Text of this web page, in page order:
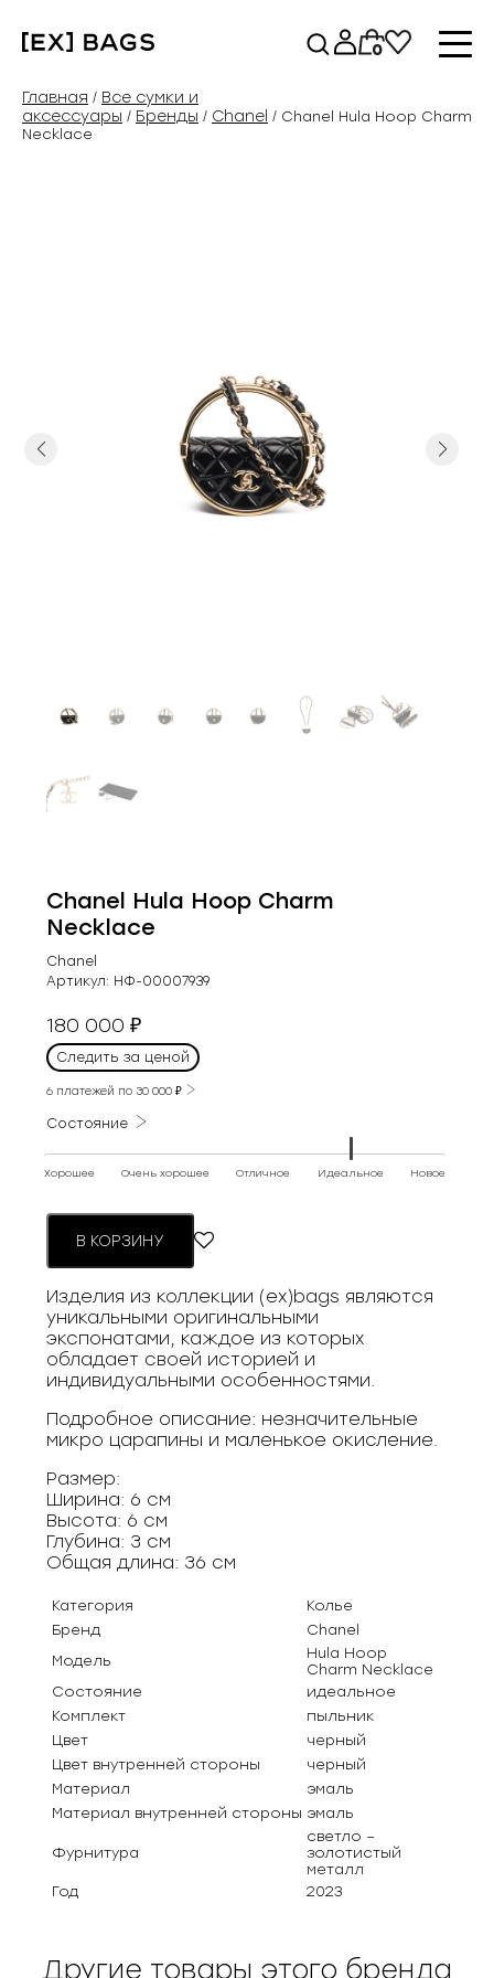
содержимому
0
Главная / Все сумки и
аксессуары / Бренды / Chanel / Chanel Hula Hoop Charm
Necklace
Previous Next
Chanel Hula Hoop Charm
Necklace
Chanel
Артикул: НФ-00007939
180 000₽
Следить за ценой
6 платежей по 30 000₽
Состояние
Хорошее Очень хорошее Отличное Идеальное Новое
В КОРЗИНУ
Изделия из коллекции (ex)bags являются
уникальными оригинальными
экспонатами, каждое из которых
обладает своей историей и
индивидуальными особенностями.
Подробное описание: незначительные
микро царапины и маленькое окисление.
Размер:
Ширина: 6 см
Высота: 6 см
Глубина: 3 см
Общая длина: 36 см
Категория
Колье
Бренд
Chanel
Модель
Hula Hoop
Charm Necklace
Состояние
идеальное
Комплект
пыльник
Цвет
черный
Цвет внутренней стороны
черный
Материал
эмаль
Материал внутренней стороны эмаль
Фурнитура
светло –
золотистый
металл
Год
2023
Другие товары этого бренда